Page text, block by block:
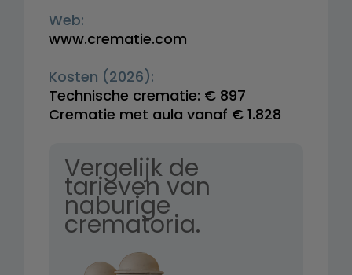
Web:
www.crematie.com
Kosten (2026):
Technische crematie: € 897
Crematie met aula vanaf € 1.828
Vergelijk de
tarieven van
naburige
crematoria.